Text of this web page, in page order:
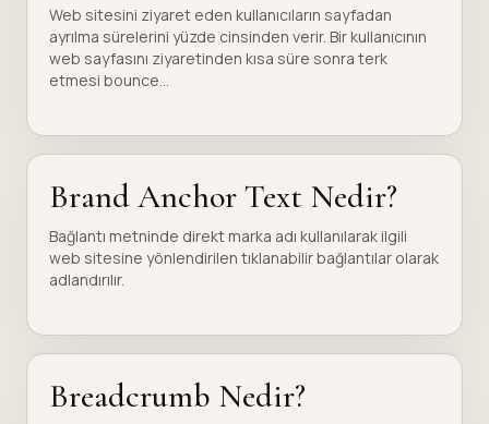
Web sitesini ziyaret eden kullanıcıların sayfadan
ayrılma sürelerini yüzde cinsinden verir. Bir kullanıcının
web sayfasını ziyaretinden kısa süre sonra terk
etmesi bounce...
Brand Anchor Text Nedir?
Bağlantı metninde direkt marka adı kullanılarak ilgili
web sitesine yönlendirilen tıklanabilir bağlantılar olarak
adlandırılır.
Breadcrumb Nedir?